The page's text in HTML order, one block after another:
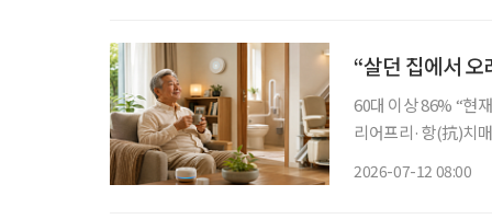
“살던 집에서
60대 이상 86% “현
리어프리·항(抗)치매 설계까지 살던 곳에서 안전하고 편안
2026-07-12 08:00